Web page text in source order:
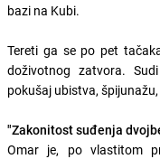
bazi na Kubi.
Tereti ga se po pet
doživotnog zatvora.
pokušaj ubistva,
"Zakonitost suđenja
Omar je, po vlastitom